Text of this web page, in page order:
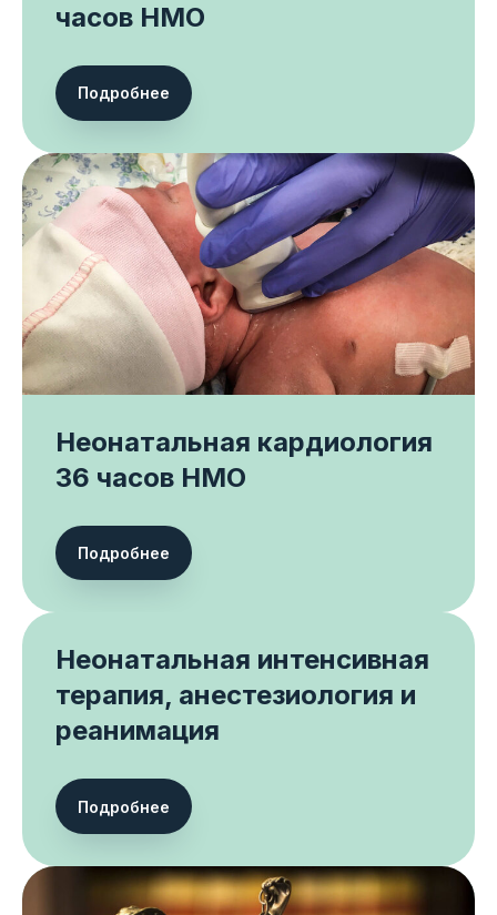
часов НМО
Подробнее
Неонатальная кардиология
36 часов НМО
Подробнее
Неонатальная интенсивная
терапия, анестезиология и
реанимация
Подробнее